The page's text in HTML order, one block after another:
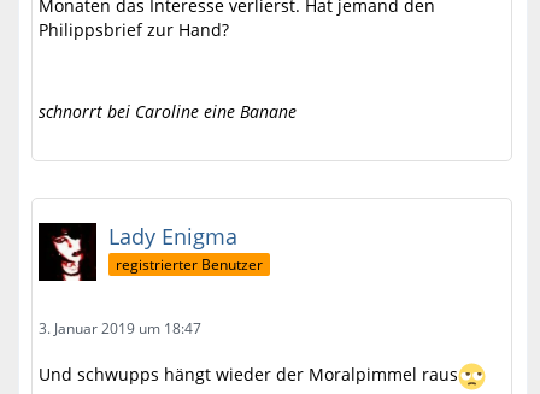
Monaten das Interesse verlierst. Hat jemand den
Philippsbrief zur Hand?
schnorrt bei Caroline eine Banane
Lady Enigma
registrierter Benutzer
3. Januar 2019 um 18:47
Und schwupps hängt wieder der Moralpimmel raus